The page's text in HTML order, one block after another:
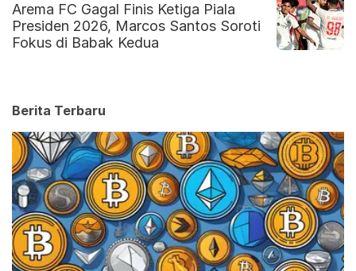
Arema FC Gagal Finis Ketiga Piala
Presiden 2026, Marcos Santos Soroti
Fokus di Babak Kedua
Berita Terbaru